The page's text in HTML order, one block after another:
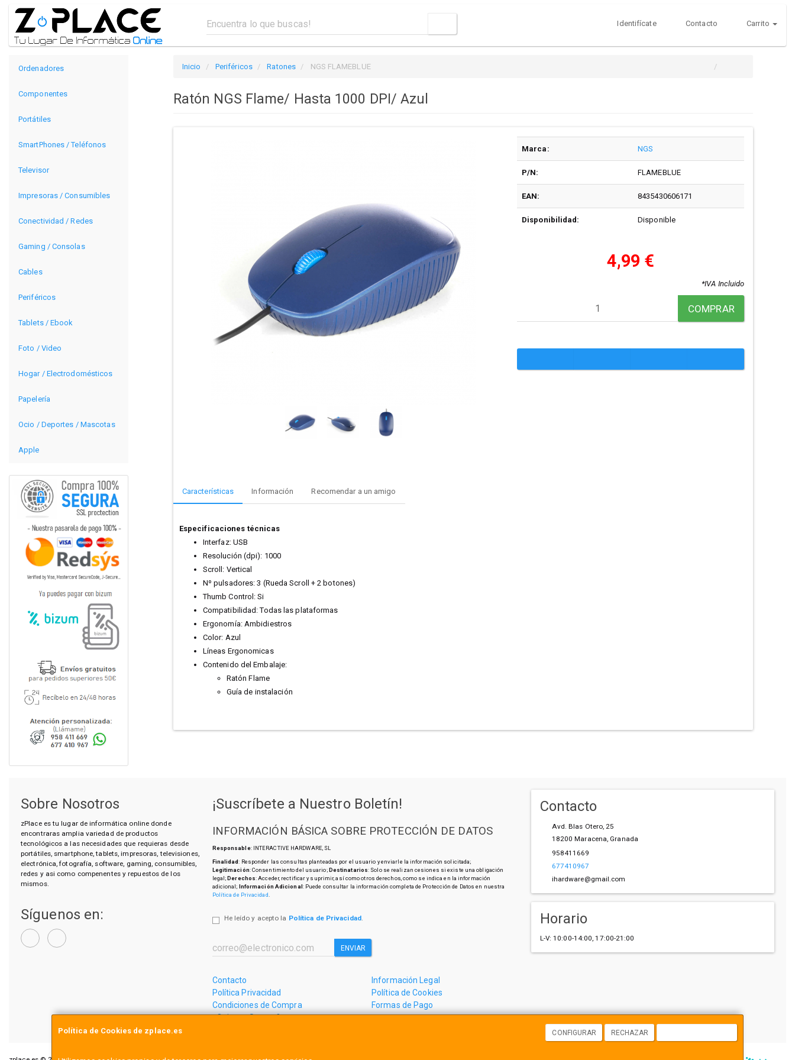
Identifícate Contacto Carrito
Ordenadores
Componentes
Portátiles
SmartPhones / Teléfonos
Televisor
Impresoras / Consumibles
Conectividad / Redes
Gaming / Consolas
Cables
Periféricos
Tablets / Ebook
Foto / Video
Hogar / Electrodomésticos
Papelería
Ocio / Deportes / Mascotas
Apple
Inicio Periféricos Ratones NGS FLAMEBLUE
Ratón NGS Flame/ Hasta 1000 DPI/ Azul
Marca: NGS
P/N: FLAMEBLUE
EAN: 8435430606171
Disponibilidad: Disponible
4,99 €
*IVA Incluido
COMPRAR
Características Información Recomendar a un amigo
Especificaciones técnicas
Interfaz: USB
Resolución (dpi): 1000
Scroll: Vertical
Nº pulsadores: 3 (Rueda Scroll + 2 botones)
Thumb Control: Si
Compatibilidad: Todas las plataformas
Ergonomía: Ambidiestros
Color: Azul
Líneas Ergonomicas
Contenido del Embalaje:
Ratón Flame
Guía de instalación
Política de Cookies de zplace.es CONFIGURAR RECHAZAR
Sobre Nosotros
zPlace es tu lugar de informática online donde
encontraras amplia variedad de productos
tecnológicos a las necesidades que requieras desde
portátiles, smartphone, tablets, impresoras, televisiones,
electrónica, fotografía, software, gaming, consumibles,
redes y asi como compenentes y repuestos de los
mismos.
Síguenos en:
¡Suscríbete a Nuestro Boletín!
INFORMACIÓN BÁSICA SOBRE PROTECCIÓN DE DATOS
Responsable: INTERACTIVE HARDWARE, SL
Finalidad: Responder las consultas planteadas por el usuario y enviarle la información solicitada;
Legitimación: Consentimiento del usuario;Destinatarios: Solo se realizan cesiones si existe una obligación
legal;Derechos: Acceder, rectificar y suprimir, así como otros derechos, como se indica en la información
adicional; Información Adicional: Puede consultar la información completa de Protección de Datos en nuestra
Política de Privacidad
He leído y acepto la Política de Privacidad.
ENVIAR
Contacto
Información Legal
Política Privacidad
Política de Cookies
Condiciones de Compra
Formas de Pago
¿Quienes Somos?
Contacto
Avd. Blas Otero, 25
18200 Maracena, Granada
958411669
677410967
ihardware@gmail.com
Horario
L-V: 10:00-14:00, 17:00-21:00